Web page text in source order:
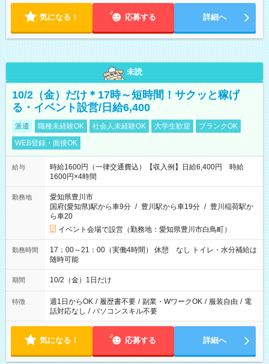
気になる！ 応募する 詳細へ
未読
10/2（金）だけ＊17時～短時間！サクッと稼げ
る・イベント設営/日給6,400
派遣 職種未経験OK 社会人未経験OK 大学生歓迎
ブランクOK
WEB登録・面接OK
給与
時給1600円（一律交通費込）【収入例】日給6,400円 時給
1600円×4時間
勤務地
愛知県豊川市
国府(愛知県)駅から車9分 / 豊川駅から車19分 / 豊川稲荷駅か
ら車20
イベント会場で設営（勤務地：愛知県豊川市白鳥町）
勤務時間
17：00～21：00（実働4時間） 休憩 なし トイレ・水分補給は
随時可能
期間 10/2（金）1日だけ
特徴 週1日からOK / 履歴書不要 / 副業・WワークOK / 服装自由 / 電
話対応なし / パソコンスキル不要
気になる！ 応募する 詳細へ